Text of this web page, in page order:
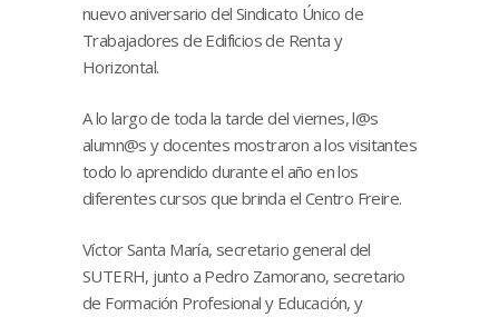
nuevo aniversario del Sindicato Único de
Trabajadores de Edificios de Renta y
Horizontal.
A lo largo de toda la tarde del viernes, l@s
alumn@s y docentes mostraron a los visitantes
todo lo aprendido durante el año en los
diferentes cursos que brinda el Centro Freire.
Víctor Santa María, secretario general del
SUTERH, junto a Pedro Zamorano, secretario
de Formación Profesional y Educación, y